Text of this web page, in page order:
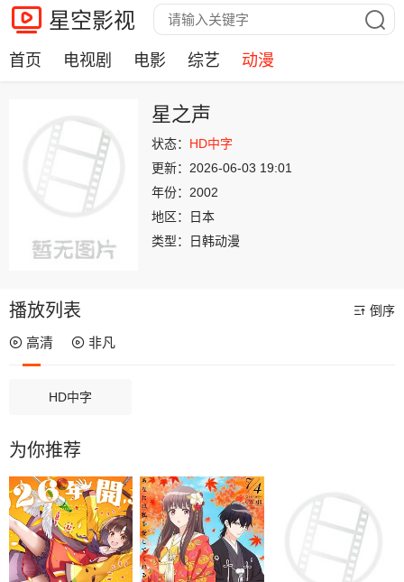
星空影视
首页 电视剧 电影 综艺 动漫
星之声
状态： HD中字
更新： 2026-06-03 19:01
年份： 2002
地区：
日本
类型：
日韩动漫
播放列表 倒序
高清 非凡
HD中字
为你推荐